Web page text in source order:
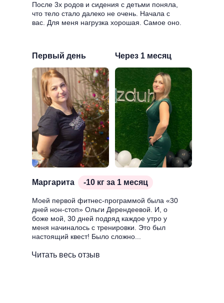
После 3х родов и сидения с детьми поняла,
что тело стало далеко не очень. Начала с
вас. Для меня нагрузка хорошая. Самое оно.
Первый день Через 1 месяц
Маргарита -10 кг за 1 месяц
Моей первой фитнес-программой была «30
дней нон-стоп» Ольги Дерендеевой. И, о
боже мой, 30 дней подряд каждое утро у
меня начиналось с тренировки. Это был
настоящий квест! Было сложно...
Читать весь отзыв